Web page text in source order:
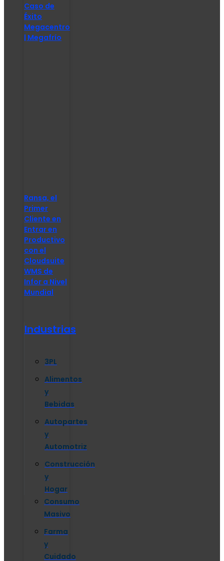
Caso de
Éxito
Megacentro
| Megafrío
Ransa, el
Primer
Cliente en
Entrar en
Productivo
con el
Cloudsuite
WMS de
Infor a Nivel
Mundial
Industrias
3PL
Alimentos
y
Bebidas
Autopartes
y
Automotriz
Construcción
y
Hogar
Consumo
Masivo
Farma
y
Cuidado